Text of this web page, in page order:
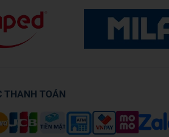
THANH TOÁN